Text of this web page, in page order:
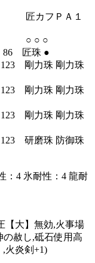
Ａ１
○
匠珠 ●
剛力珠 剛力珠
剛力珠 剛力珠
剛力珠 剛力珠
研磨珠 防御珠
：4 氷耐性：4 龍耐
【大】無効,火事場
の赦し,砥石使用高
火炎剣+1)